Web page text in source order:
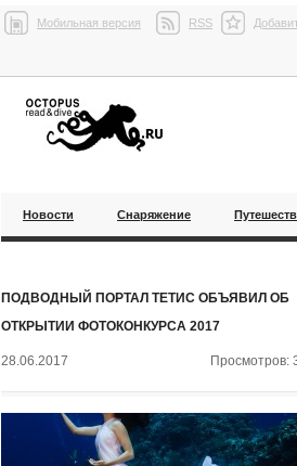
Мобильная версия RSS
Новости Снаряжение
ПОДВОДНЫЙ ПОРТАЛ ТЕТИС ОБЪЯВИЛ ОБ
ОТКРЫТИИ ФОТОКОНКУРСА 2017
28.06.2017 Просмотров: